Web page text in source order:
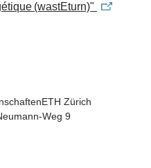
(wastEturn)"
Zürich
Weg 9